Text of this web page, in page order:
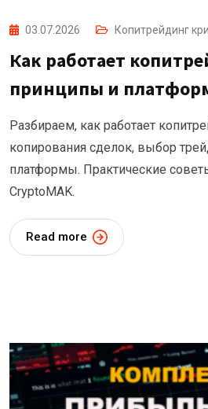
03.07.2026 Копитрейдинг
Как работает
принципы и
Разбираем, как работает
копирования сделок, выбор
платформы. Практические
CryptoMAK.
Read more